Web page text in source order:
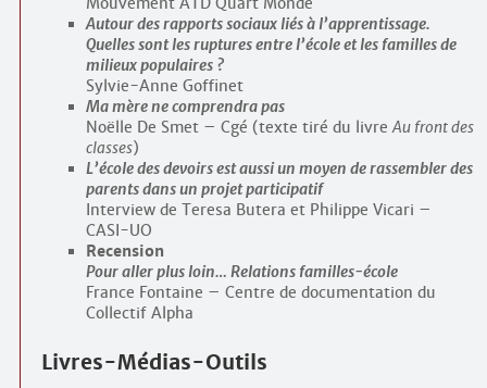
Autour des rapports sociaux liés à l’apprentissage.
Quelles sont les ruptures entre l’école et les familles de
milieux populaires ?
Sylvie-Anne Goffinet
Ma mère ne comprendra pas
Noëlle De Smet – Cgé (texte tiré du livreAu front des
classes)
L’école des devoirs est aussi un moyen de rassembler des
parents dans un projet participatif
Interview de Teresa Butera et Philippe Vicari –
CASI-UO
Recension
Pour aller plus loin… Relations familles-école
France Fontaine – Centre de documentation du
Collectif Alpha
Livres-Médias-Outils